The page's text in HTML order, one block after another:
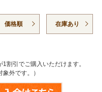
価格順 在庫あり
割引でご購入いただけます。
外です。）